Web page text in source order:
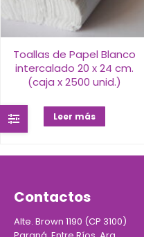
Toallas de Papel Blanco
intercalado 20 x 24 cm.
(caja x 2500 unid.)
Leer más
Contactos
Alte. Brown 1190 (CP 3100)